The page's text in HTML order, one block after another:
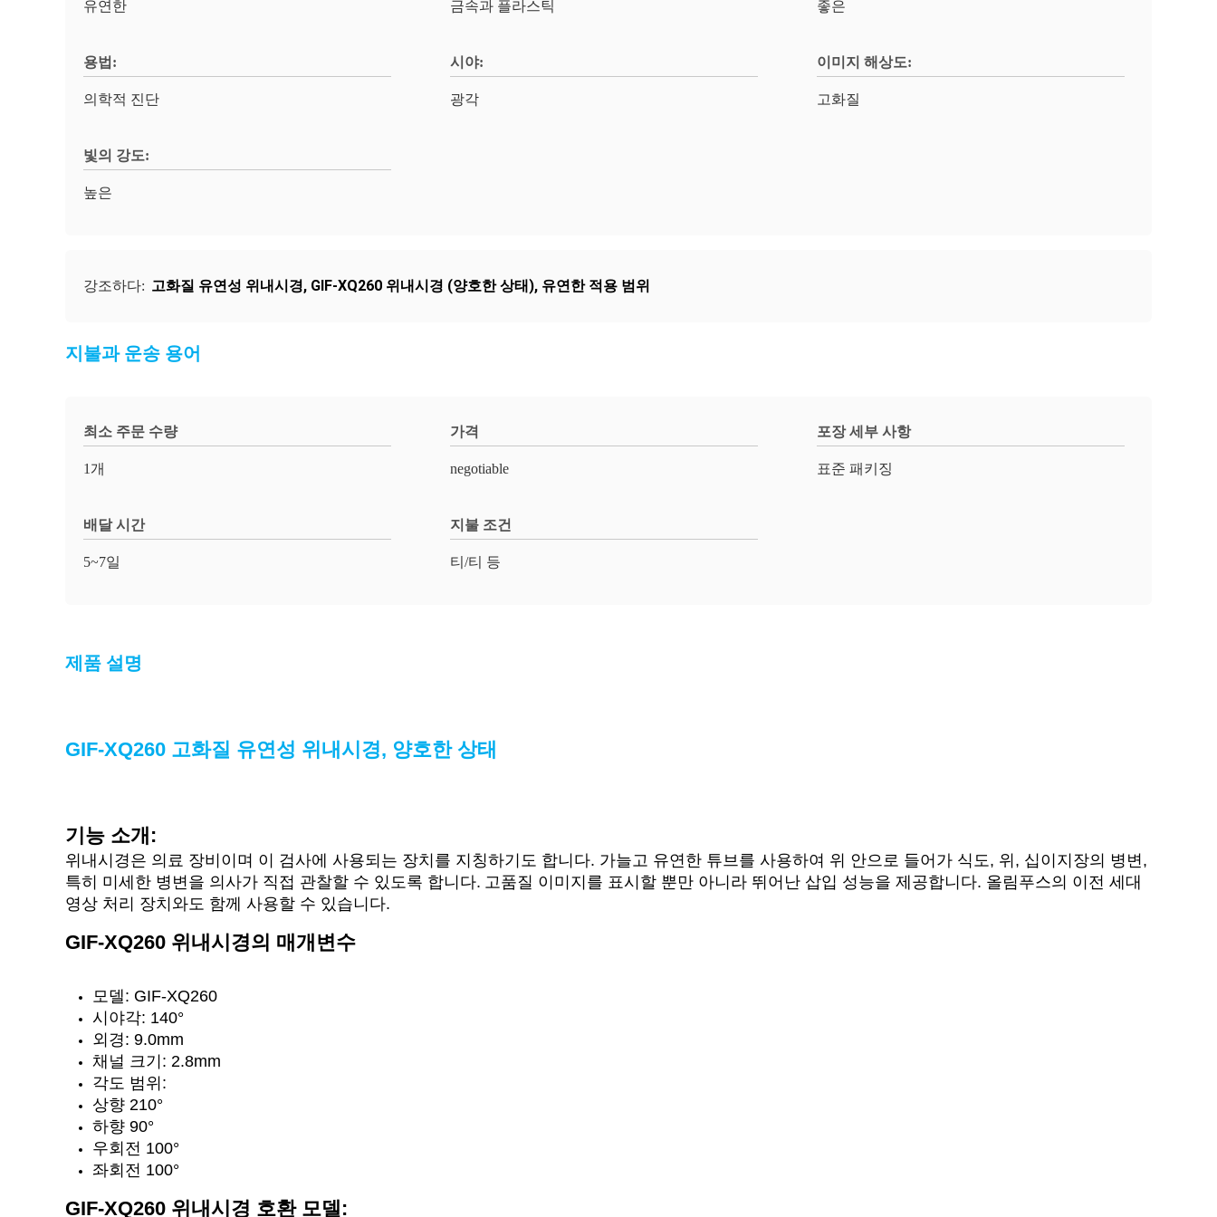
유연한 금속과 플라스틱 좋은
용법:
의학적 진단
시야:
광각
이미지 해상도:
고화질
빛의 강도:
높은
강조하다: 고화질 유연성 위내시경, GIF-XQ260 위내시경 (양호한 상태), 유연한 적용 범위
지불과 운송 용어
최소 주문 수량
1개
가격
negotiable
포장 세부 사항
표준 패키징
배달 시간
5~7일
지불 조건
티/티 등
제품 설명
GIF-XQ260 고화질 유연성 위내시경, 양호한 상태
기능 소개:
위내시경은 의료 장비이며 이 검사에 사용되는 장치를 지칭하기도 합니다. 가늘고 유연한 튜브를 사용하여 위 안으로 들어가 식도, 위, 십이지장의 병변,
특히 미세한 병변을 의사가 직접 관찰할 수 있도록 합니다. 고품질 이미지를 표시할 뿐만 아니라 뛰어난 삽입 성능을 제공합니다. 올림푸스의 이전 세대
영상 처리 장치와도 함께 사용할 수 있습니다.
GIF-XQ260 위내시경의 매개변수
모델: GIF-XQ260
시야각: 140°
외경: 9.0mm
채널 크기: 2.8mm
각도 범위:
상향 210°
하향 90°
우회전 100°
좌회전 100°
GIF-XQ260 위내시경 호환 모델: